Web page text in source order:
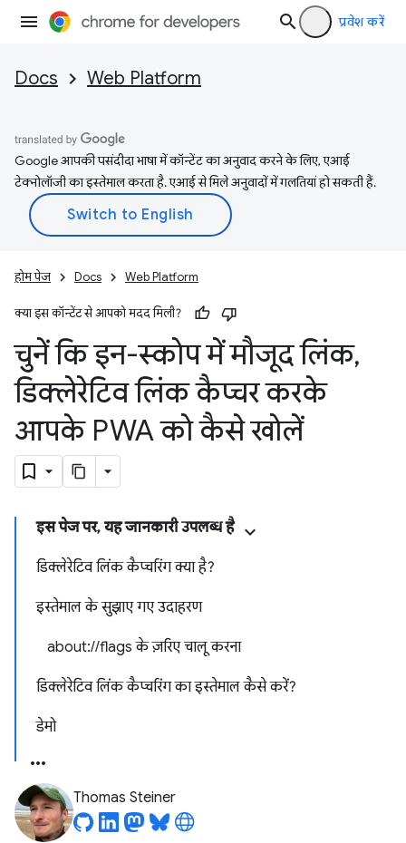
प्रवेश करें
Docs Web Platform
Google आपकी पसंदीदा भाषा में कॉन्टेंट का अनुवाद करने के लिए, एआई
टेक्नोलॉजी का इस्तेमाल करता है. एआई से मिले अनुवादों में गलतियां हो सकती हैं.
होम पेज Docs Web Platform
क्या इस कॉन्टेंट से आपको मदद मिली?
चुनें कि इन-स्कोप में मौजूद लिंक,
डिक्लेरेटिव लिंक कैप्चर करके
आपके PWA को कैसे खोलें
इस पेज पर, यह जानकारी उपलब्ध है
डिक्लेरेटिव लिंक कैप्चरिंग क्या है?
इस्तेमाल के सुझाए गए उदाहरण
about://flags के ज़रिए चालू करना
डिक्लेरेटिव लिंक कैप्चरिंग का इस्तेमाल कैसे करें?
डेमो
Thomas Steiner